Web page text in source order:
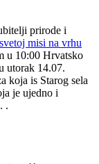
prirode i
misi na vrhu
u 10:00 Hrvatsko
utorak 14.07.
koja is Starog sela
je ujedno i
.